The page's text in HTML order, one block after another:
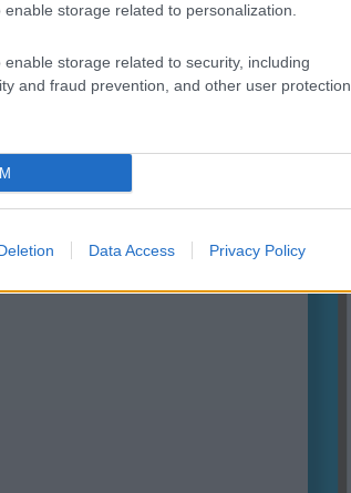
storage related to personalization.
storage related to security, including
and fraud prevention, and other user protection.
Data Access Privacy Policy